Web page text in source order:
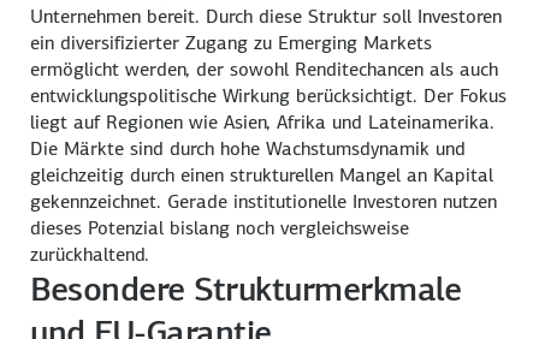
Unternehmen bereit. Durch diese Struktur soll Investoren
ein diversifizierter Zugang zu Emerging Markets
ermöglicht werden, der sowohl Renditechancen als auch
entwicklungspolitische Wirkung berücksichtigt. Der Fokus
liegt auf Regionen wie Asien, Afrika und Lateinamerika.
Die Märkte sind durch hohe Wachstumsdynamik und
gleichzeitig durch einen strukturellen Mangel an Kapital
gekennzeichnet. Gerade institutionelle Investoren nutzen
dieses Potenzial bislang noch vergleichsweise
zurückhaltend.
Besondere Strukturmerkmale